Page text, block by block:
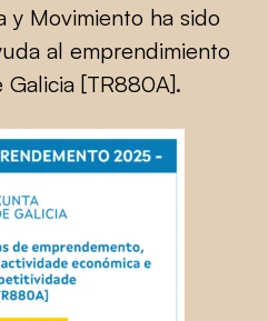
y Movimiento ha sido
al emprendimiento
[TR880A].